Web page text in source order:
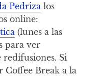
Pedriza los
online:
(lunes a las
para ver
Si
Coffee Break a la